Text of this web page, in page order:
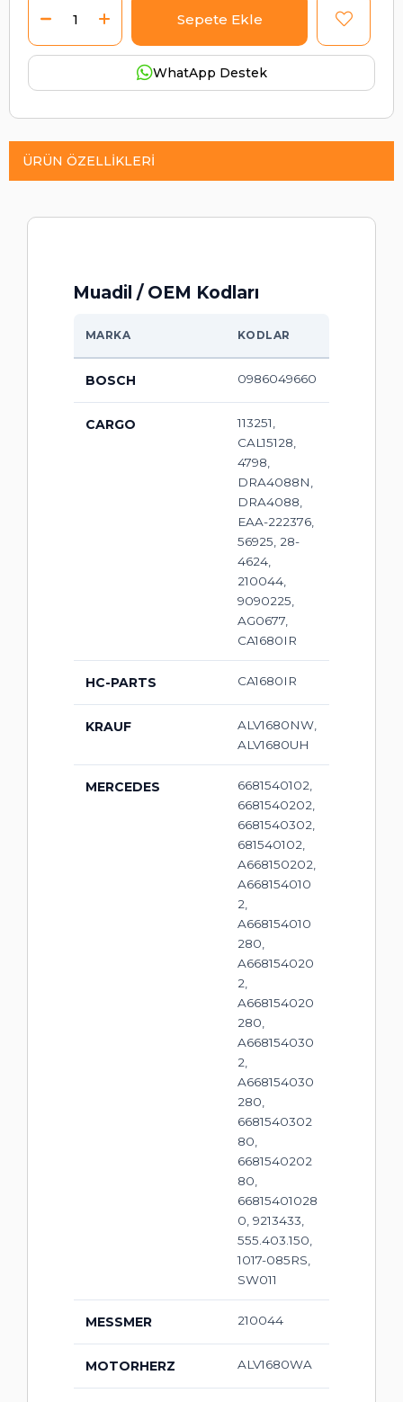
WhatApp Destek
ÜRÜN ÖZELLIKLERI
Muadil / OEM Kodları
MARKA KODLAR
BOSCH 0986049660
CARGO
113251,
CAL15128,
4798,
DRA4088N,
DRA4088,
EAA-222376,
56925, 28-
4624,
210044,
9090225,
AG0677,
CA1680IR
HC-PARTS CA1680IR
KRAUF
ALV1680NW,
ALV1680UH
MERCEDES
6681540102,
6681540202,
6681540302,
681540102,
A668150202,
A668154010
2,
A668154010
280,
A668154020
2,
A668154020
280,
A668154030
2,
A668154030
280,
6681540302
80,
6681540202
80,
66815401028
0, 9213433,
555.403.150,
1017-085RS,
SW011
MESSMER 210044
MOTORHERZ ALV1680WA